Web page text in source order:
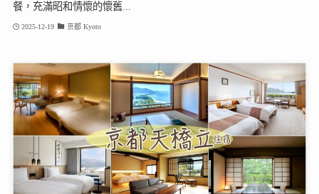
餐，充滿昭和情懷的懷舊...
2025-12-19 京都 Kyoto